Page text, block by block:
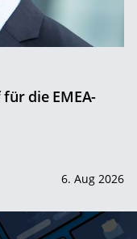
die EMEA-
6. Aug 2026